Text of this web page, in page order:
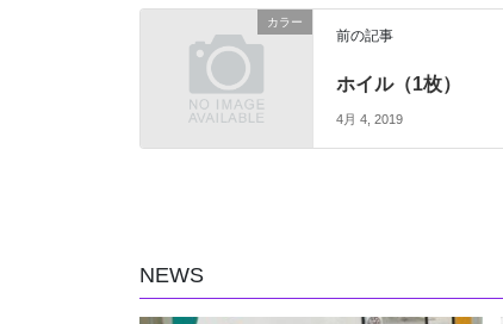
カラー
前の記事
ホイル（1枚）
4月 4, 2019
NEWS